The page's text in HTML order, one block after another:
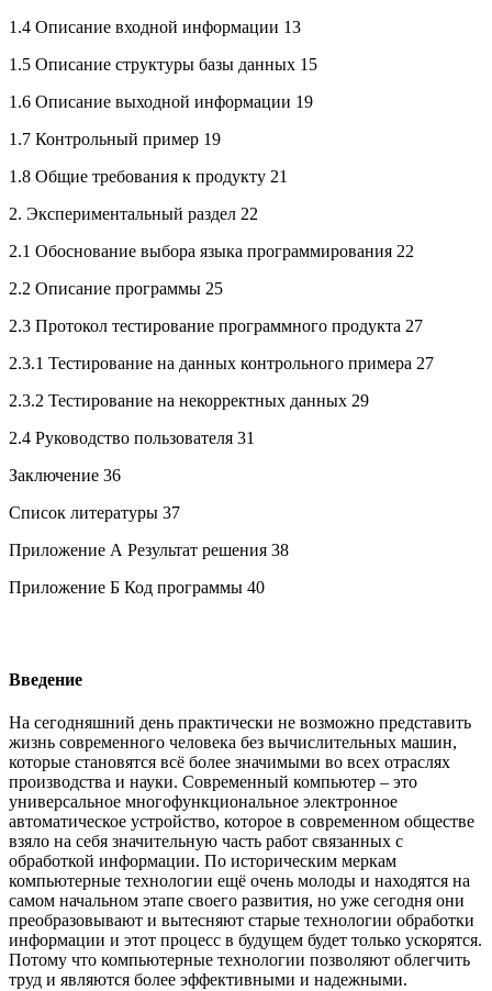
1.4 Описание входной информации 13
1.5 Описание структуры базы данных 15
1.6 Описание выходной информации 19
1.7 Контрольный пример 19
1.8 Общие требования к продукту 21
2. Экспериментальный раздел 22
2.1 Обоснование выбора языка программирования 22
2.2 Описание программы 25
2.3 Протокол тестирование программного продукта 27
2.3.1 Тестирование на данных контрольного примера 27
2.3.2 Тестирование на некорректных данных 29
2.4 Руководство пользователя 31
Заключение 36
Список литературы 37
Приложение А Результат решения 38
Приложение Б Код программы 40
Введение
На сегодняшний день практически не возможно представить
жизнь современного человека без вычислительных машин,
которые становятся всё более значимыми во всех отраслях
производства и науки. Современный компьютер – это
универсальное многофункциональное электронное
автоматическое устройство, которое в современном обществе
взяло на себя значительную часть работ связанных с
обработкой информации. По историческим меркам
компьютерные технологии ещё очень молоды и находятся на
самом начальном этапе своего развития, но уже сегодня они
преобразовывают и вытесняют старые технологии обработки
информации и этот процесс в будущем будет только ускорятся.
Потому что компьютерные технологии позволяют облегчить
труд и являются более эффективными и надежными.